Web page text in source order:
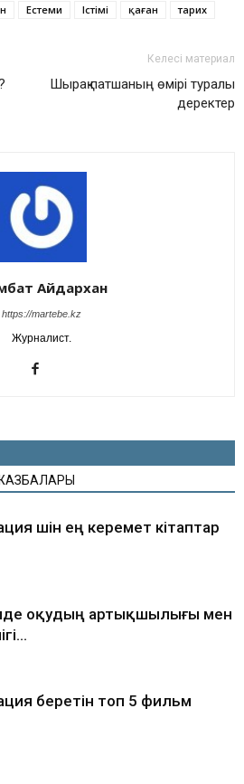
Естеми Істімі қаған тарих
Келесі материал
Шырақ патшаның өмірі туралы
деректер
Айдархан
https://martebe.kz
Журналист.
үшін ең керемет кітаптар
оқудың артықшылығы мен
беретін топ 5 фильм